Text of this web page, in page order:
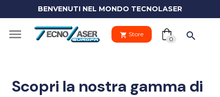
BENVENUTI NEL MONDO TECNOLASER
shopping_cart Store
0 search
shopping_cart
Scopri la nostra gamma di